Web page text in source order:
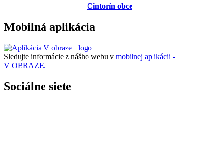
Cintorín obce
Mobilná aplikácia
Sledujte informácie z nášho webu v mobilnej aplikácii -
V OBRAZE.
Sociálne siete